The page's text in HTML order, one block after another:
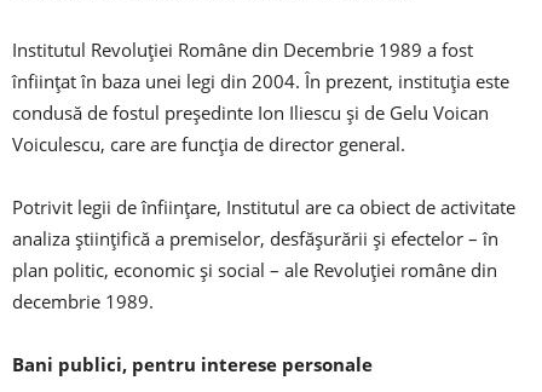
Institutul Revoluţiei Române din Decembrie 1989 a fost
înființat în baza unei legi din 2004. În prezent, instituția este
condusă de fostul președinte Ion Iliescu și de Gelu Voican
Voiculescu, care are funcția de director general.
Potrivit legii de înființare, Institutul are ca obiect de activitate
analiza ştiinţifică a premiselor, desfăşurării şi efectelor – în
plan politic, economic şi social – ale Revoluţiei române din
decembrie 1989.
Bani publici, pentru interese personale